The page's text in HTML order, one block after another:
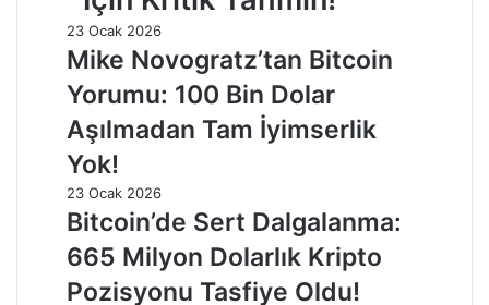
23 Ocak 2026
Mike Novogratz’tan Bitcoin
Yorumu: 100 Bin Dolar
Aşılmadan Tam İyimserlik
Yok!
23 Ocak 2026
Bitcoin’de Sert Dalgalanma:
665 Milyon Dolarlık Kripto
Pozisyonu Tasfiye Oldu!